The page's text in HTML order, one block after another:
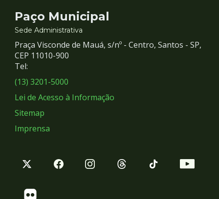
Contato
e
Redes
Sociais
Paço Municipal
Sede Administrativa
Praça Visconde de Mauá, s/nº - Centro, Santos - SP,
CEP 11010-900
Tel:
(13) 3201-5000
Lei de Acesso à Informação
Sitemap
Imprensa